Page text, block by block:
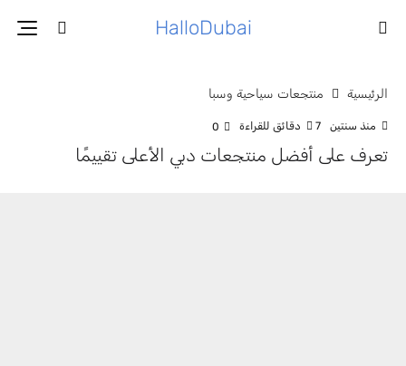
HalloDubai
الرئيسية منتجعات سياحية وسبا
منذ سنتين 7 دقائق للقراءة 0
تعرف على أفضل منتجعات دبي الأعلى تقييمًا